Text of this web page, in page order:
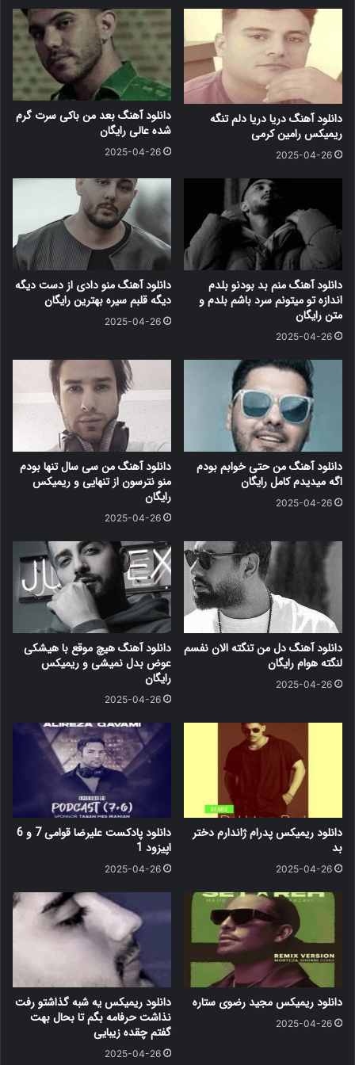
دانلود آهنگ دریا دریا دلم تنگه
ریمیکس رامین کرمی
2025-04-26
دانلود آهنگ بعد من باکی سرت گرم
شده عالی رایگان
2025-04-26
دانلود آهنگ منم بد بودنو بلدم
اندازه تو میتونم سرد باشم بلدم و
متن رایگان
2025-04-26
دانلود آهنگ منو دادی از دست دیگه
دیگه قلبم سیره بهترین رایگان
2025-04-26
دانلود آهنگ من حتی خوابم بودم
اگه میدیدم کامل رایگان
2025-04-26
دانلود آهنگ من سی سال تنها بودم
منو نترسون از تنهایی و ریمیکس
رایگان
2025-04-26
دانلود آهنگ دل من تنگته الان نفسم
لنگته هوام رایگان
2025-04-26
دانلود آهنگ هیچ موقع با هیشکی
عوض بدل نمیشی و ریمیکس
رایگان
2025-04-26
دانلود ریمیکس پدرام ژاندارم دختر
بد
2025-04-26
دانلود پادکست علیرضا قوامی 7 و 6
اپیزود 1
2025-04-26
دانلود ریمیکس مجید رضوی ستاره
2025-04-26
دانلود ریمیکس یه شبه گذاشتو رفت
نذاشت حرفامه بگم تا بحال بهت
گفتم چقده زیبایی
2025-04-26